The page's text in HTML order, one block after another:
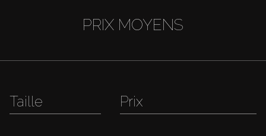
PRIX MOYENS
Taille Prix